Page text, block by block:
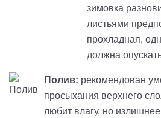
зимовка
листьями
прохладная,
должна
Полив: рекомендован
просыхания верхнего
любит влагу, но